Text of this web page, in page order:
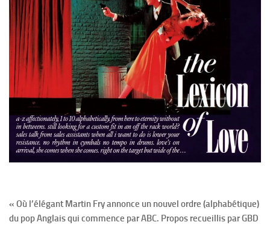
« Où l’élégant Martin Fry annonce un nouvel ordre (alphabétique)
du pop Anglais qui commence par ABC. Propos recueillis par GBD